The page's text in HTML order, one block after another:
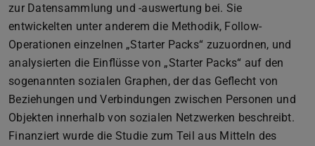
zur Datensammlung und -auswertung bei. Sie
entwickelten unter anderem die Methodik, Follow-
Operationen einzelnen „Starter Packs“ zuzuordnen, und
analysierten die Einflüsse von „Starter Packs“ auf den
sogenannten sozialen Graphen, der das Geflecht von
Beziehungen und Verbindungen zwischen Personen und
Objekten innerhalb von sozialen Netzwerken beschreibt.
Finanziert wurde die Studie zum Teil aus Mitteln des